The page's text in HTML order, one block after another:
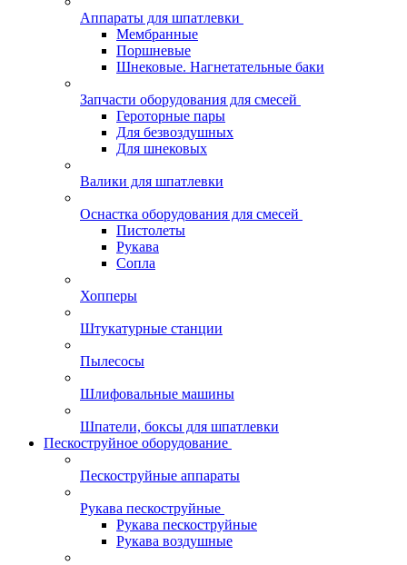
Аппараты для шпатлевки
Мембранные
Поршневые
Шнековые. Нагнетательные баки
Запчасти оборудования для смесей
Героторные пары
Для безвоздушных
Для шнековых
Валики для шпатлевки
Оснастка оборудования для смесей
Пистолеты
Рукава
Сопла
Хопперы
Штукатурные станции
Пылесосы
Шлифовальные машины
Шпатели, боксы для шпатлевки
Пескоструйное оборудование
Пескоструйные аппараты
Рукава пескоструйные
Рукава пескоструйные
Рукава воздушные